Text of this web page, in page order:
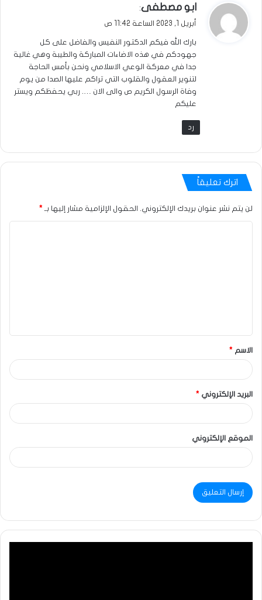
ي
ق
ل
ابو مصطفى:
أبريل 1, 2023 الساعة 11:42 ص
بارك الله فيكم الدكتور النفيس والفاضل على كل
جهودكم في هذه الاضاءات المباركة والطيبة وهي غالية
جدا في معركة الوعي الاسلامي ونحن بأمس الحاجة
لتنوير العقول والقلوب التي تراكم عليها الصدا من يوم
وفاة الرسول الكريم ص والى الان …. ربي يحفظكم ويستر
عليكم
رد
اترك تعليقاً
لن يتم نشر عنوان بريدك الإلكتروني. الحقول الإلزامية مشار إليها بـ *
الاسم *
البريد الإلكتروني *
الموقع الإلكتروني